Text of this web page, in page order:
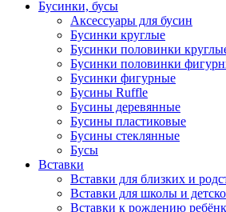
Бусинки, бусы
Аксессуары для бусин
Бусинки круглые
Бусинки половинки
Бусинки половинки
Бусинки фигурные
Бусины Ruffle
Бусины деревянные
Бусины пластиковые
Бусины стеклянные
Бусы
Вставки
Вставки для близких и
Вставки для школы и
Вставки к рождению